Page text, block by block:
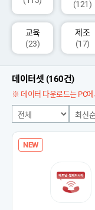
(121)
교육
(23)
제조
(17)
데이터셋 (160건)
※ 데이터 다운로드는 PC
NEW